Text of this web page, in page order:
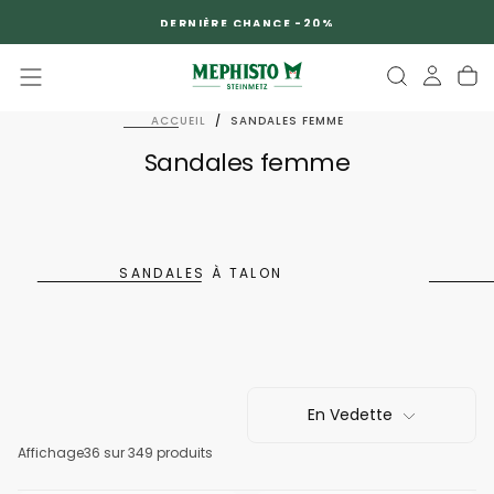
DERNIÈRE CHANCE -20%
ACCUEIL / SANDALES FEMME
Sandales femme
SANDALES À TALON
En Vedette
Affichage36 sur 349 produits